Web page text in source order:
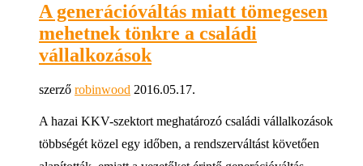
A generációváltás miatt tömegesen
mehetnek tönkre a családi
vállalkozások
szerző robinwood 2016.05.17.
A hazai KKV-szektort meghatározó családi vállalkozások
többségét közel egy időben, a rendszerváltást követően